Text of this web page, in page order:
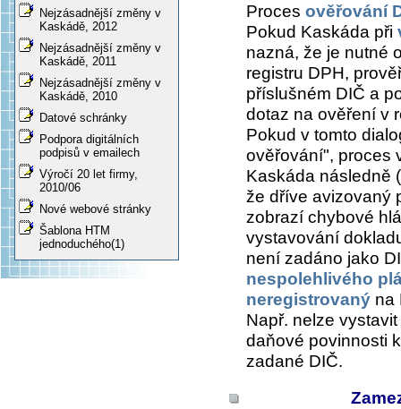
Nejzásadnější změny v
Kaskádě, 2012
Nejzásadnější změny v
Kaskádě, 2011
Nejzásadnější změny v
Kaskádě, 2010
Datové schránky
Podpora digitálních
podpisů v emailech
Výročí 20 let firmy,
2010/06
Nové webové stránky
Šablona HTM
jednoduchého(1)
Proces ověřování
Pokud Kaskáda při
nazná, že je nutné
registru DPH,
příslušném DIČ a
dotaz na ověření v
Pokud v tomto
ověřování", proces
Kaskáda následně
že dříve avizovaný
zobrazí chybové
vystavování
není zadáno jako
nespolehlivého
neregistrovaný na
Např. nelze
daňové povinnosti
zadané DIČ.